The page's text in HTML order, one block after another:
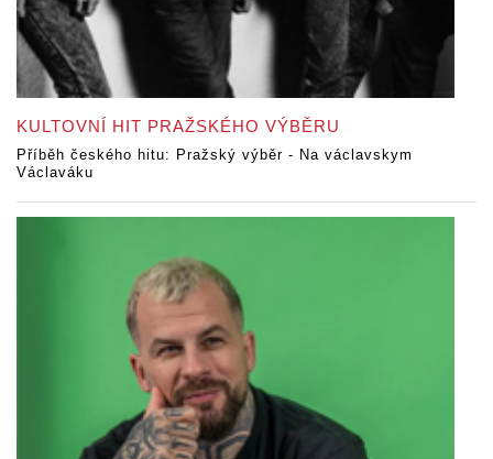
KULTOVNÍ HIT PRAŽSKÉHO VÝBĚRU
Příběh českého hitu: Pražský výběr - Na václavskym
Václaváku